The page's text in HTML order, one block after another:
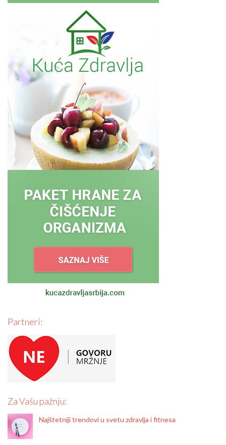
Partneri:
Za Vašu pažnju:
Najštetniji trendovi u svetu zdravlja i fitnesa